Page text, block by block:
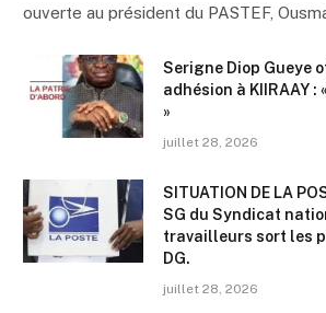
ouverte au président du PASTEF,
Serigne Diop Gueye
adhésion à KIIRAAY :
»
juillet 28, 2026
SITUATION DE LA
SG du Syndicat
travailleurs sort les
DG.
juillet 28, 2026